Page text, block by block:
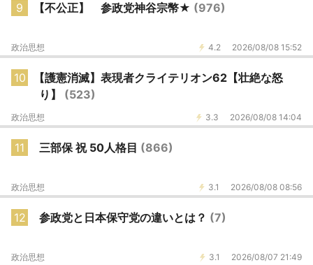
9 【不公正】 参政党神谷宗幣★ (976)
4.2 2026/08/08 15:52
政治思想
10
【護憲消滅】表現者クライテリオン62【壮絶な怒
り】 (523)
3.3 2026/08/08 14:04
政治思想
11 三部保 祝 50人格目 (866)
3.1 2026/08/08 08:56
政治思想
12 参政党と日本保守党の違いとは？ (7)
3.1 2026/08/07 21:49
政治思想